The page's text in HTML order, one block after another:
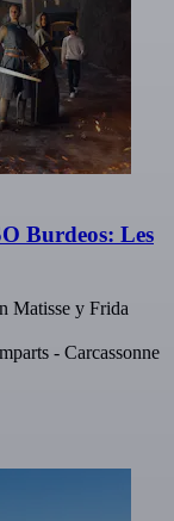
Burdeos: Les
Matisse y Frida
- Carcassonne